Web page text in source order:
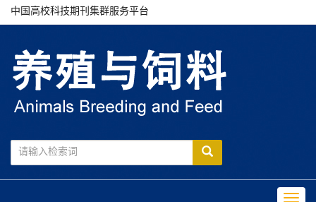
中国高校科技期刊集群服务平台